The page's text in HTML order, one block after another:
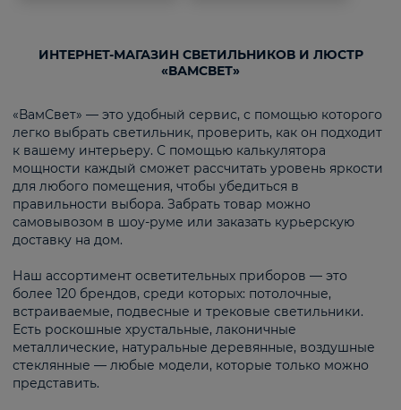
ИНТЕРНЕТ-МАГАЗИН СВЕТИЛЬНИКОВ И ЛЮСТР
«ВАМСВЕТ»
«ВамСвет» — это удобный сервис, с помощью которого
легко выбрать светильник, проверить, как он подходит
к вашему интерьеру. С помощью калькулятора
мощности каждый сможет рассчитать уровень яркости
для любого помещения, чтобы убедиться в
правильности выбора. Забрать товар можно
самовывозом в шоу-руме или заказать курьерскую
доставку на дом.
Наш ассортимент осветительных приборов — это
более 120 брендов, среди которых: потолочные,
встраиваемые, подвесные и трековые светильники.
Есть роскошные хрустальные, лаконичные
металлические, натуральные деревянные, воздушные
стеклянные — любые модели, которые только можно
представить.